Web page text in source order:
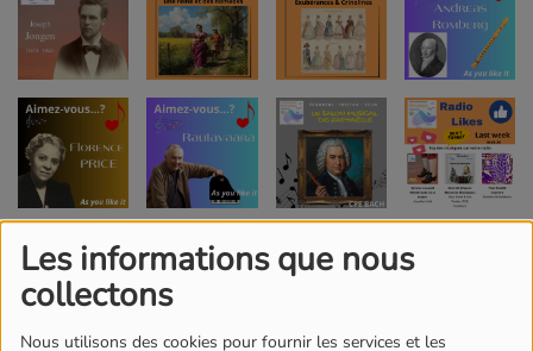
Les informations que nous
collectons
Nous utilisons des cookies pour fournir les services et les